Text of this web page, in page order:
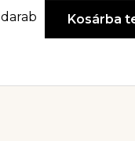
darab Kosárba